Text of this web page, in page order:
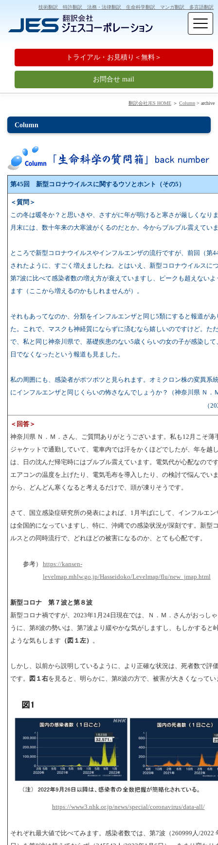
トライアル・お見積り＜無料＞
お問合せ mail
技術翻訳 特許翻訳 法務・法律翻訳 生命科学翻訳 マンガ翻訳 多言語翻訳
翻訳会社JES HOME ＞ Column > archive
Column
第45回 新型コロナウイルスに関するウソとホント（その5）
＜質問＞
この冬は暖冬か？と思いきや、さすがに年が明けると寒さが厳しくなり
月末には、数十年来の大寒波がくるのだとか。今からブルブル震えてい
ところで新型コロナウイルスやインフルエンザの流行ですが、前回（第
されたように、すごく増えましたね。とはいえ、新型コロナウイルスに
第7波に比べて感染者数の増え方が衰えていますし、ピークも超えないよ
ます（ここから増えるのかもしれませんが）。
それもあってなのか、分類をインフルエンザと同じ5類にすると報道があ
た。これで、マスクも神経質にならずに済むなら嬉しいのですけど。た
で、私と同じ神奈川県で、基礎疾患のない5歳くらいの女の子が感染して
日でなくなったという報道も見ました。
私の周囲にも、感染者がポツポツと見られます。オミクロン株の変異系
にインフルエンザと同じくらいの怖さなんでしょうか？（神奈川県 Ｎ．
（
＜回答＞
神奈川県 Ｎ．Ｍ．さん、ご質問ありがとうございます。私も12月こそ薄
ジャケットで通勤していて、電車内では汗をかくほどでしたが、年を越
は、日の沈んだ帰宅時にはブルブル震えています。電気代が心配なので
エアコンの温度を上げたり、電気毛布を導入したり、の検討で悩んでい
から、どんどん寒くなると考えるだけで、頭が凍りそうです。
さて、国立感染症研究所の発表によれば、1月半ばにして、インフルエン
は全国的になっていますし、特に、沖縄での感染状況が深刻です。新型
ルスとの同時流行で、どれほどの被害になるのか、とても心配です。
参考）
https://kansen-
levelmap.mhlw.go.jp/Hasseidoko/Levelmap/flu/new_jmap.html
新型コロナ 第７波と第８波
新型コロナ禍ですが、2023年1月24日現在では、Ｎ．Ｍ．さんがおっし
うに、第8波の勢いは、第7波より緩やかな気がしますし、もしかすると
ような気もします （図１左） 。
しかし、以前から説明しているように、より正確な状況は、死者数で評
です。 図１右を見ると、明らかに、第8波の方で、被害が大きくなってい
https://www3.nhk.or.jp/news/special/coronavirus/data-all/
それぞれ最大値で比べてみます。感染者数では、第7波（260999人/2022